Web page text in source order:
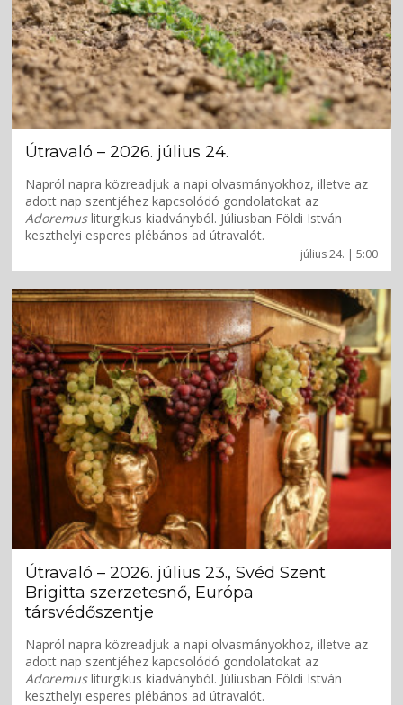
július 24. | 5:00
Útravaló – 2026. július 24.
Napról napra közreadjuk a napi olvasmányokhoz, illetve az
adott nap szentjéhez kapcsolódó gondolatokat az
Adoremusliturgikus kiadványból. Júliusban Földi István
keszthelyi esperes plébános ad útravalót.
Útravaló – 2026. július 23., Svéd Szent
Brigitta szerzetesnő, Európa
társvédőszentje
Napról napra közreadjuk a napi olvasmányokhoz, illetve az
adott nap szentjéhez kapcsolódó gondolatokat az
Adoremusliturgikus kiadványból. Júliusban Földi István
keszthelyi esperes plébános ad útravalót.